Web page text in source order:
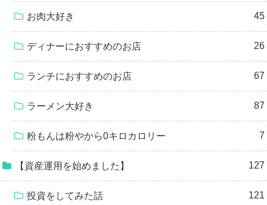
お肉大好き 45
ディナーにおすすめのお店 26
ランチにおすすめのお店 67
ラーメン大好き 87
粉もんは粉やから0キロカロリー 7
【資産運用を始めました】 127
投資をしてみた話 121